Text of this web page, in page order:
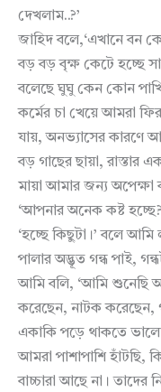
দেখলাম..?’
জাহিদ বলে,‘এখানে বন
বড় বড় বৃক্ষ কেটে হচ্ছে
বলেছে ঘুঘু কেন কোন পাখির
কর্মের চা খেয়ে আমরা
যায়, অনভ্যাসের কারণে
বড় গাছের ছায়া, রাস্তার
মায়া আমার জন্য অপেক্ষা
‘আপনার অনেক কষ্ট
‘হচ্ছে কিছুটা।’ বলে আমি
পালার অদ্ভূত গন্ধ পাই,
আমি বলি, ‘আমি শুনেছি
করেছেন, নাটক করেছেন,
একাকি পড়ে থাকতে ভালো
আমরা পাশাপাশি হাঁটছি,
বাচ্চারা আছে না। তাদের